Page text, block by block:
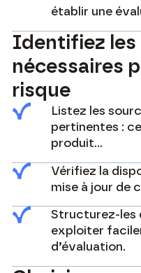
établir une
Identifiez les
nécessaires
risque
Listez les
pertinentes :
produit…
Vérifiez la
mise à jour de
Structurez-les
exploiter
d’évaluation.